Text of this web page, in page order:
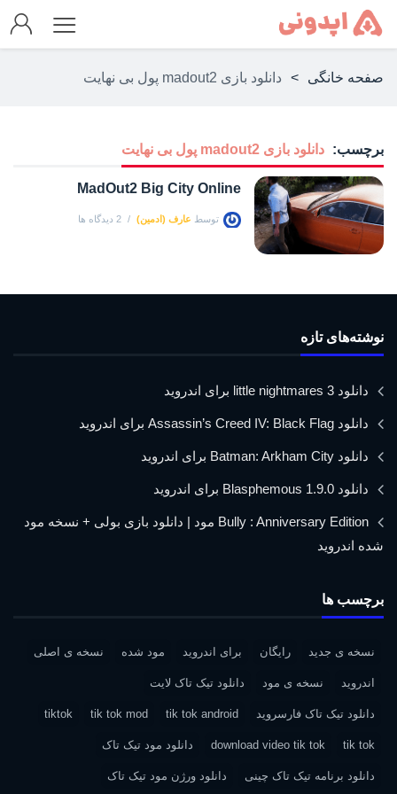
صفحه خانگی > دانلود بازی madout2 پول بی نهایت
برچسب: دانلود بازی madout2 پول بی نهایت
MadOut2 Big City Online
توسط عارف (ادمین) 2 دیدگاه ها
نوشته‌های تازه
دانلود little nightmares 3 برای اندروید
دانلود Assassin’s Creed IV: Black Flag برای اندروید
دانلود Batman: Arkham City برای اندروید
دانلود Blasphemous 1.9.0 برای اندروید
Bully : Anniversary Edition مود | دانلود بازی بولی + نسخه مود
شده اندروید
برچسب ها
نسخه ی جدید رایگان برای اندروید مود شده نسخه ی اصلی
اندروید نسخه ی مود دانلود تیک تاک لایت
دانلود تیک تاک فارسروید tik tok android
tik tok mod
tiktok
tik tok
download video tik tok دانلود مود تیک تاک
دانلود برنامه تیک تاک چینی دانلود ورژن مود تیک تاک